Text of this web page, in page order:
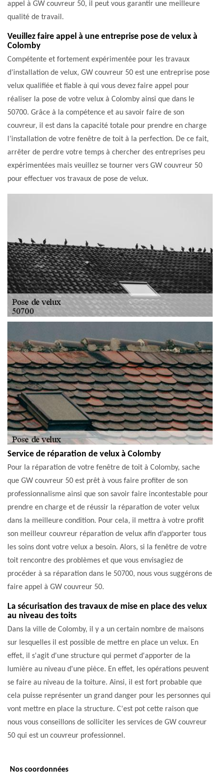
appel à GW couvreur 50, il peut vous garantir une meilleure
qualité de travail.
Veuillez faire appel à une entreprise pose de velux à
Colomby
Compétente et fortement expérimentée pour les travaux
d’installation de velux, GW couvreur 50 est une entreprise pose
velux qualifiée et fiable à qui vous devez faire appel pour
réaliser la pose de votre velux à Colomby ainsi que dans le
50700. Grâce à la compétence et au savoir faire de son
couvreur, il est dans la capacité totale pour prendre en charge
l’installation de votre fenêtre de toit à la perfection. De ce fait,
arrêter de perdre votre temps à chercher des entreprises peu
expérimentées mais veuillez se tourner vers GW couvreur 50
pour effectuer vos travaux de pose de velux.
Service de réparation de velux à Colomby
Pour la réparation de votre fenêtre de toit à Colomby, sache
que GW couvreur 50 est prêt à vous faire profiter de son
professionnalisme ainsi que son savoir faire incontestable pour
prendre en charge et de réussir la réparation de voter velux
dans la meilleure condition. Pour cela, il mettra à votre profit
son meilleur couvreur réparation de velux afin d’apporter tous
les soins dont votre velux a besoin. Alors, si la fenêtre de votre
toit rencontre des problèmes et que vous envisagiez de
procéder à sa réparation dans le 50700, nous vous suggérons de
faire appel à GW couvreur 50.
La sécurisation des travaux de mise en place des velux
au niveau des toits
Dans la ville de Colomby, il y a un certain nombre de maisons
sur lesquelles il est possible de mettre en place un velux. En
effet, il s'agit d'une structure qui permet d'apporter de la
lumière au niveau d'une pièce. En effet, les opérations peuvent
se faire au niveau de la toiture. Ainsi, il est fort probable que
cela puisse représenter un grand danger pour les personnes qui
vont mettre en place la structure. C'est pot cette raison que
nous vous conseillons de solliciter les services de GW couvreur
50 qui est un couvreur professionnel.
Nos coordonnées